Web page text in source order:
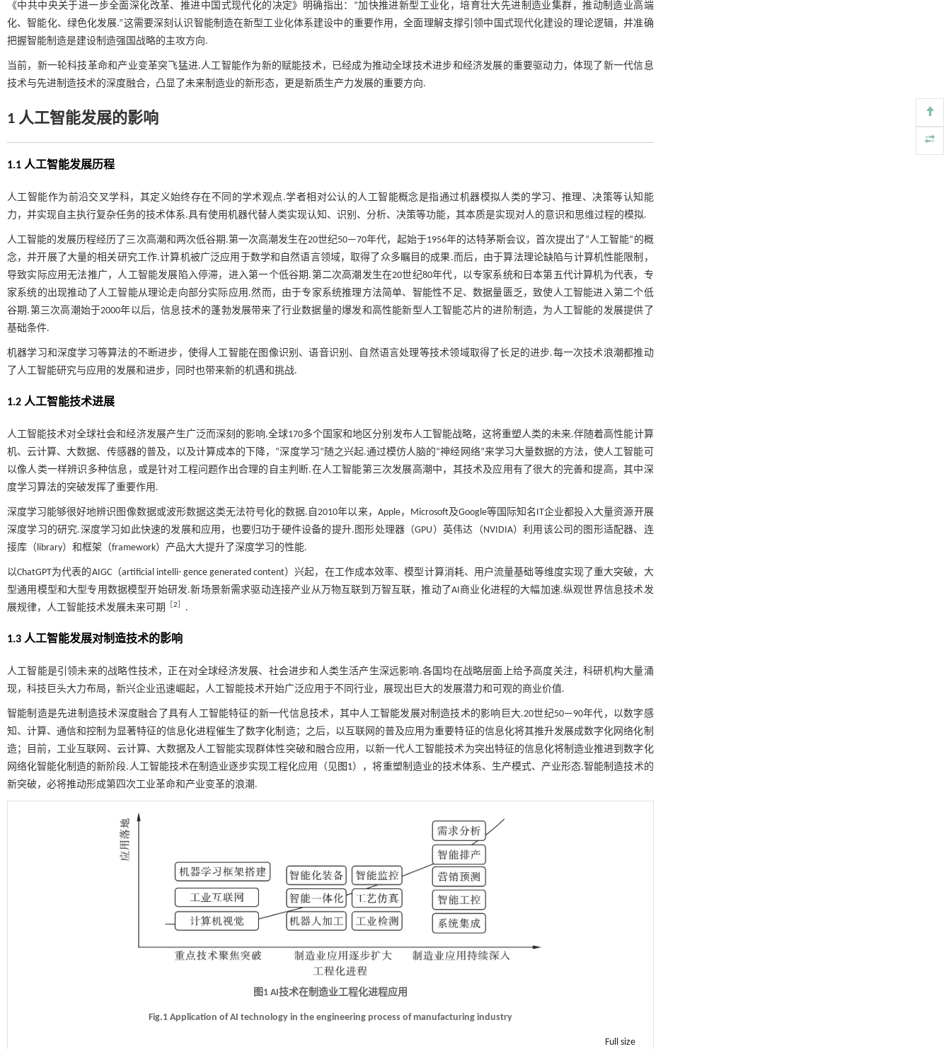
《中共中央关于进一步全面深化改革、推进中国式现代化的决定》明确指出：“加快推进新型工业化，培育壮大先进制造业集群，推动制造业高端
化、智能化、绿色化发展.”这需要深刻认识智能制造在新型工业化体系建设中的重要作用，全面理解支撑引领中国式现代化建设的理论逻辑，并准确
把握智能制造是建设制造强国战略的主攻方向.
当前，新一轮科技革命和产业变革突飞猛进.人工智能作为新的赋能技术，已经成为推动全球技术进步和经济发展的重要驱动力，体现了新一代信息
技术与先进制造技术的深度融合，凸显了未来制造业的新形态，更是新质生产力发展的重要方向.
1 人工智能发展的影响
1.1 人工智能发展历程
人工智能作为前沿交叉学科，其定义始终存在不同的学术观点.学者相对公认的人工智能概念是指通过机器模拟人类的学习、推理、决策等认知能
力，并实现自主执行复杂任务的技术体系.具有使用机器代替人类实现认知、识别、分析、决策等功能，其本质是实现对人的意识和思维过程的模拟.
人工智能的发展历程经历了三次高潮和两次低谷期.第一次高潮发生在20世纪50—70年代，起始于1956年的达特茅斯会议，首次提出了“人工智能”的概
念，并开展了大量的相关研究工作.计算机被广泛应用于数学和自然语言领域，取得了众多瞩目的成果.而后，由于算法理论缺陷与计算机性能限制，
导致实际应用无法推广，人工智能发展陷入停滞，进入第一个低谷期.第二次高潮发生在20世纪80年代，以专家系统和日本第五代计算机为代表，专
家系统的出现推动了人工智能从理论走向部分实际应用.然而，由于专家系统推理方法简单、智能性不足、数据量匮乏，致使人工智能进入第二个低
谷期.第三次高潮始于2000年以后，信息技术的蓬勃发展带来了行业数据量的爆发和高性能新型人工智能芯片的进阶制造，为人工智能的发展提供了
基础条件.
机器学习和深度学习等算法的不断进步，使得人工智能在图像识别、语音识别、自然语言处理等技术领域取得了长足的进步.每一次技术浪潮都推动
了人工智能研究与应用的发展和进步，同时也带来新的机遇和挑战.
1.2 人工智能技术进展
人工智能技术对全球社会和经济发展产生广泛而深刻的影响.全球170多个国家和地区分别发布人工智能战略，这将重塑人类的未来.伴随着高性能计算
机、云计算、大数据、传感器的普及，以及计算成本的下降，“深度学习”随之兴起.通过模仿人脑的“神经网络”来学习大量数据的方法，使人工智能可
以像人类一样辨识多种信息，或是针对工程问题作出合理的自主判断.在人工智能第三次发展高潮中，其技术及应用有了很大的完善和提高，其中深
度学习算法的突破发挥了重要作用.
深度学习能够很好地辨识图像数据或波形数据这类无法符号化的数据.自2010年以来，Apple，Microsoft及Google等国际知名IT企业都投入大量资源开展
深度学习的研究.深度学习如此快速的发展和应用，也要归功于硬件设备的提升.图形处理器（GPU）英伟达（NVIDIA）利用该公司的图形适配器、连
接库（library）和框架（framework）产品大大提升了深度学习的性能.
以ChatGPT为代表的AIGC（artificial intelli- gence generated content）兴起，在工作成本效率、模型计算消耗、用户流量基础等维度实现了重大突破，大
型通用模型和大型专用数据模型开始研发.新场景新需求驱动连接产业从万物互联到万智互联，推动了AI商业化进程的大幅加速.纵观世界信息技术发
展规律，人工智能技术发展未来可期
2 .
1.3 人工智能发展对制造技术的影响
人工智能是引领未来的战略性技术，正在对全球经济发展、社会进步和人类生活产生深远影响.各国均在战略层面上给予高度关注，科研机构大量涌
现，科技巨头大力布局，新兴企业迅速崛起，人工智能技术开始广泛应用于不同行业，展现出巨大的发展潜力和可观的商业价值.
智能制造是先进制造技术深度融合了具有人工智能特征的新一代信息技术，其中人工智能发展对制造技术的影响巨大.20世纪50—90年代，以数字感
知、计算、通信和控制为显著特征的信息化进程催生了数字化制造；之后，以互联网的普及应用为重要特征的信息化将其推升发展成数字化网络化制
造；目前，工业互联网、云计算、大数据及人工智能实现群体性突破和融合应用，以新一代人工智能技术为突出特征的信息化将制造业推进到数字化
网络化智能化制造的新阶段.人工智能技术在制造业逐步实现工程化应用（见图1），将重塑制造业的技术体系、生产模式、产业形态.智能制造技术的
新突破，必将推动形成第四次工业革命和产业变革的浪潮.
图1 AI技术在制造业工程化进程应用
Fig.1 Application of AI technology in the engineering process of manufacturing industry
Full size